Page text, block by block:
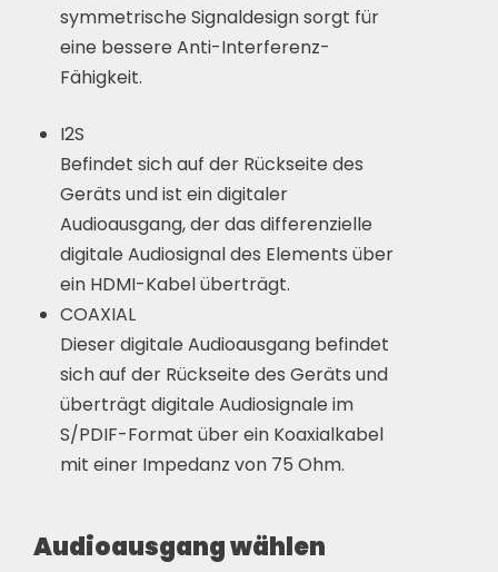
symmetrische Signaldesign sorgt für
eine bessere Anti-Interferenz-
Fähigkeit.
I2S
Befindet sich auf der Rückseite des
Geräts und ist ein digitaler
Audioausgang, der das differenzielle
digitale Audiosignal des Elements über
ein HDMI-Kabel überträgt.
COAXIAL
Dieser digitale Audioausgang befindet
sich auf der Rückseite des Geräts und
überträgt digitale Audiosignale im
S/PDIF-Format über ein Koaxialkabel
mit einer Impedanz von 75 Ohm.
Audioausgang wählen